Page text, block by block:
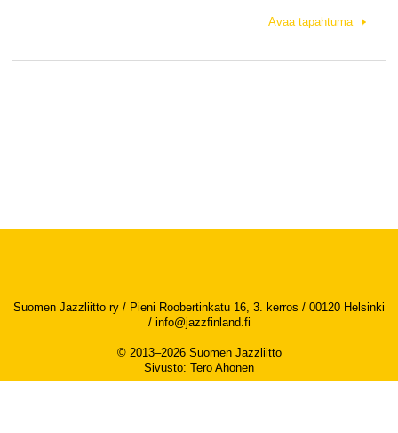
Avaa tapahtuma
Suomen Jazzliitto ry / Pieni Roobertinkatu 16, 3. kerros / 00120 Helsinki
/ info@jazzfinland.fi
© 2013–2026 Suomen Jazzliitto
Sivusto: Tero Ahonen